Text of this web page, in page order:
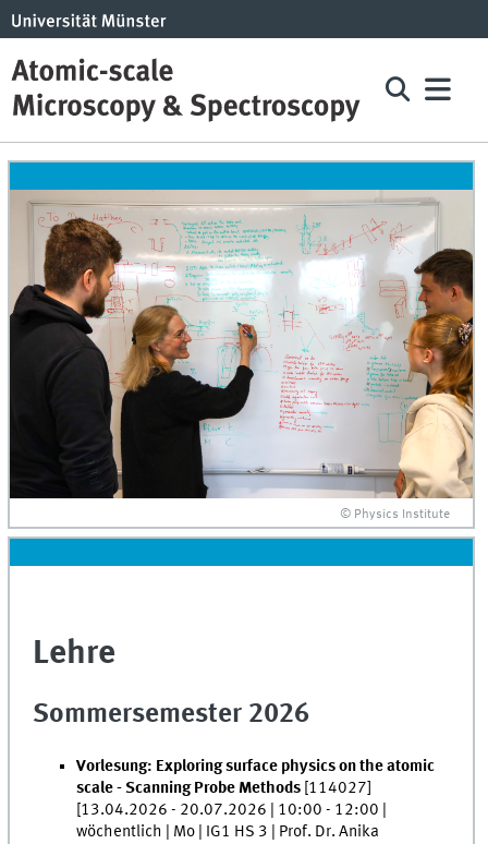
© Physics Institute
Lehre
Sommersemester 2026
Vorlesung: Exploring surface physics on the atomic
scale - Scanning Probe Methods [114027]
[13.04.2026 - 20.07.2026 | 10:00 - 12:00 |
wöchentlich | Mo | IG1 HS 3 | Prof. Dr. Anika